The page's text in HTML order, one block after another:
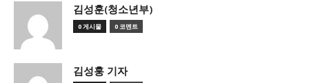
김성훈(청소년부)
0 게시물 0 코멘트
김성훙 기자